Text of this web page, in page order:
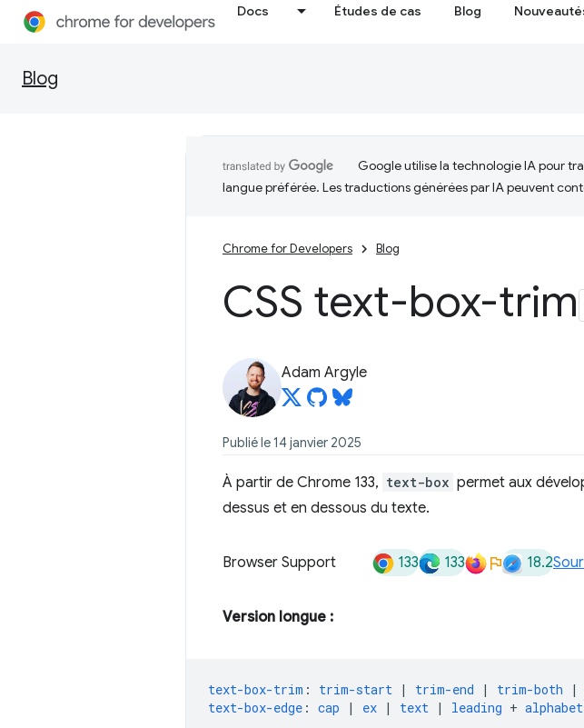
Docs Études de cas Blog
Blog
Google utilise la technologie IA pour
langue préférée. Les traductions générées par IA peuvent
Chrome for Developers Blog
CSS text-box-trim
Adam Argyle
Publié le 14 janvier 2025
À partir de Chrome 133, text-box permet aux
dessus et en dessous du texte.
Browser Support 133 133 18.2
Version longue :
text-box-trim : trim-start | trim-end | trim-both |
text-box-edge : cap | ex | text | leading +